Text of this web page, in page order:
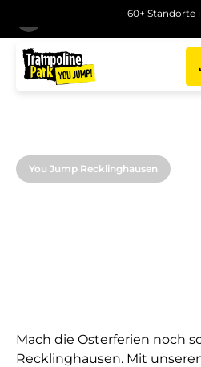
60+ Standorte
You Jump Recklinghausen
Mach die Osterferien noch
Recklinghausen. Mit